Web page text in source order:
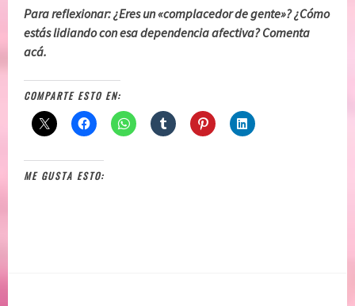
Para reflexionar: ¿Eres un «complacedor de gente»? ¿Cómo
estás lidiando con esa dependencia afectiva? Comenta
acá.
COMPARTE ESTO EN:
ME GUSTA ESTO: